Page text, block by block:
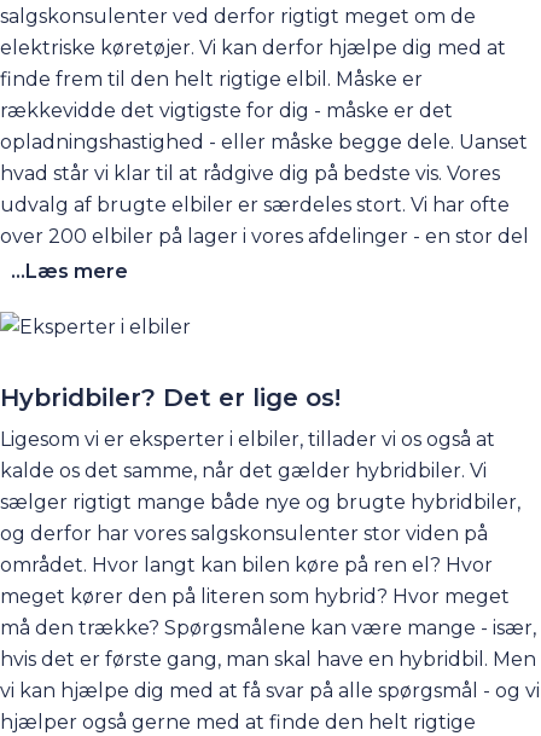
salgskonsulenter ved derfor rigtigt meget om de
elektriske køretøjer. Vi kan derfor hjælpe dig med at
finde frem til den helt rigtige elbil. Måske er
rækkevidde det vigtigste for dig - måske er det
opladningshastighed - eller måske begge dele. Uanset
hvad står vi klar til at rådgive dig på bedste vis. Vores
udvalg af brugte elbiler er særdeles stort. Vi har ofte
over 200 elbiler på lager i vores afdelinger - en stor del
af dem på Agenavej 15 i Greve. Så kom forbi og få en
på, at du får den bedste rådgivning om de elektriske
vores hjemmeside og læse vores store elbil-guide, hvor
du kan få rigtigt meget at vide om elbiler - inkl. ofte
stillede spørgsmål. Du kan finde siden ved at klikke
...Læs mere
Hybridbiler? Det er lige os!
Ligesom vi er eksperter i elbiler, tillader vi os også at
kalde os det samme, når det gælder hybridbiler. Vi
sælger rigtigt mange både nye og brugte hybridbiler,
og derfor har vores salgskonsulenter stor viden på
området. Hvor langt kan bilen køre på ren el? Hvor
meget kører den på literen som hybrid? Hvor meget
må den trække? Spørgsmålene kan være mange - især,
hvis det er første gang, man skal have en hybridbil. Men
vi kan hjælpe dig med at få svar på alle spørgsmål - og vi
hjælper også gerne med at finde den helt rigtige